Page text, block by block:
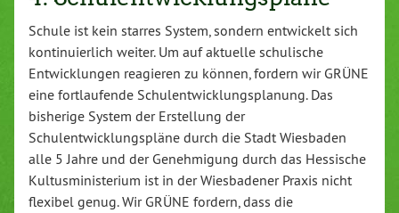
Schule ist kein starres System, sondern entwickelt sich
kontinuierlich weiter. Um auf aktuelle schulische
Entwicklungen reagieren zu können, fordern wir GRÜNE
eine fortlaufende Schulentwicklungsplanung. Das
bisherige System der Erstellung der
Schulentwicklungspläne durch die Stadt Wiesbaden
alle 5 Jahre und der Genehmigung durch das Hessische
Kultusministerium ist in der Wiesbadener Praxis nicht
flexibel genug. Wir GRÜNE fordern, dass die